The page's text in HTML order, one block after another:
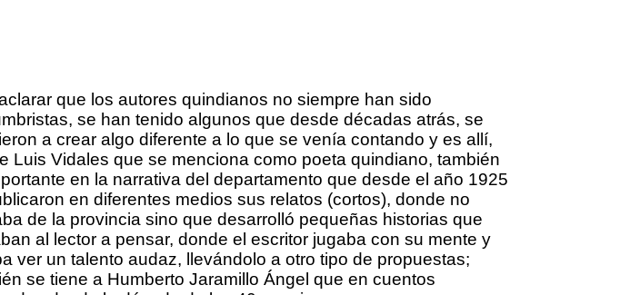
que los autores quindianos no siempre han sido
se han tenido algunos que desde décadas atrás, se
a crear algo diferente a lo que se venía contando y es allí,
Luis Vidales que se menciona como poeta quindiano, también
en la narrativa del departamento que desde el año 1925
en diferentes medios sus relatos (cortos), donde no
de la provincia sino que desarrolló pequeñas historias que
al lector a pensar, donde el escritor jugaba con su mente y
ver un talento audaz, llevándolo a otro tipo de propuestas;
se tiene a Humberto Jaramillo Ángel que en cuentos